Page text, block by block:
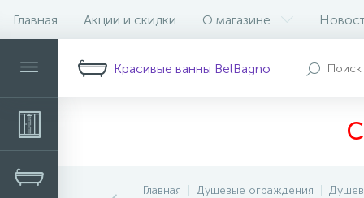
Главная Акции и скидки О магазине
Красивые ванны BelBagno
Главная Душевые ограждения
Описание Характеристики